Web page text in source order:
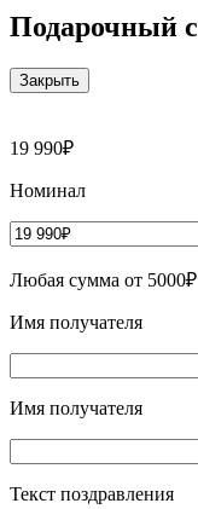
Подарочный
Закрыть
19 990₽
Номинал
Любая сумма от 5000₽
Имя получателя
Имя получателя
Текст поздравления